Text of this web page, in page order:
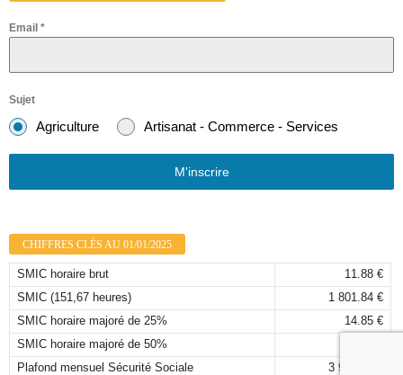
Email *
Sujet
Agriculture Artisanat - Commerce - Services
M'inscrire
CHIFFRES CLÉS AU 01/01/2025
SMIC horaire brut
11.88 €
SMIC (151,67 heures)
1 801.84 €
SMIC horaire majoré de 25%
14.85 €
SMIC horaire majoré de 50%
Plafond mensuel Sécurité Sociale
3 925,00 €